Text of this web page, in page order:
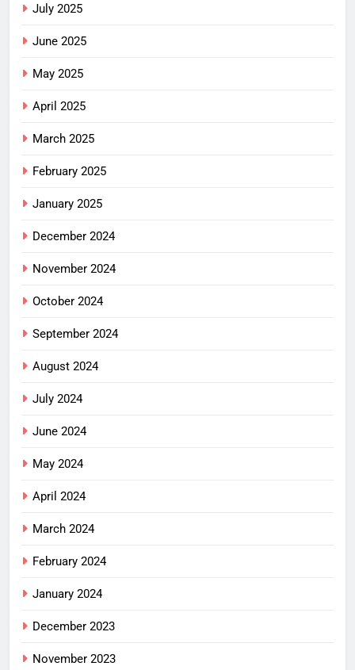
July 2025
June 2025
May 2025
April 2025
March 2025
February 2025
January 2025
December 2024
November 2024
October 2024
September 2024
August 2024
July 2024
June 2024
May 2024
April 2024
March 2024
February 2024
January 2024
December 2023
November 2023